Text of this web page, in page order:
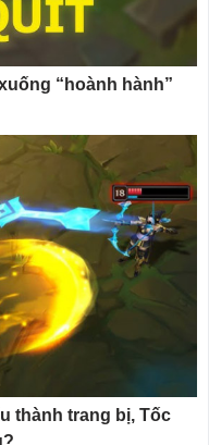
“hoành hành”
thành trang bị, Tốc